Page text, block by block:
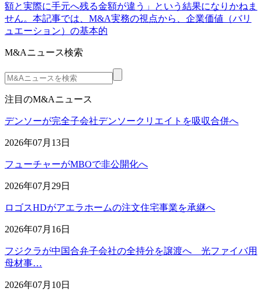
額と実際に手元へ残る金額が違う」という結果になりかねま
せん。本記事では、M&A実務の視点から、企業価値（バリ
ュエーション）の基本的
M&Aニュース検索
注目のM&Aニュース
デンソーが完全子会社デンソークリエイトを吸収合併へ
2026年07月13日
フューチャーがMBOで非公開化へ
2026年07月29日
ロゴスHDがアエラホームの注文住宅事業を承継へ
2026年07月16日
フジクラが中国合弁子会社の全持分を譲渡へ 光ファイバ用
母材事…
2026年07月10日